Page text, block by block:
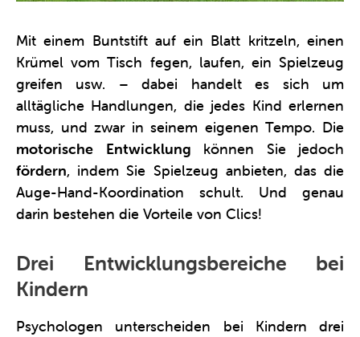
Mit einem Buntstift auf ein Blatt kritzeln, einen
Krümel vom Tisch fegen, laufen, ein Spielzeug
greifen usw. – dabei handelt es sich um
alltägliche Handlungen, die jedes Kind erlernen
muss, und zwar in seinem eigenen Tempo. Die
motorische Entwicklung können Sie jedoch
fördern, indem Sie Spielzeug anbieten, das die
Auge-Hand-Koordination schult. Und genau
darin bestehen die Vorteile von Clics!
Drei Entwicklungsbereiche bei
Kindern
Psychologen unterscheiden bei Kindern drei